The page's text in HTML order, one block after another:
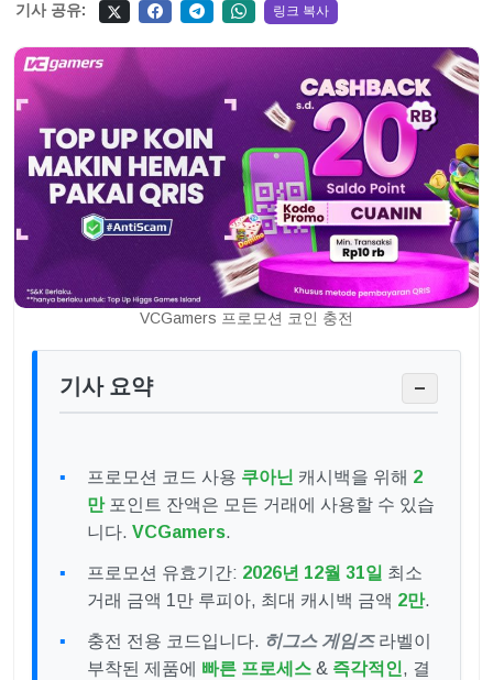
기사 공유: 링크 복사
VCGamers 프로모션 코인 충전
기사 요약 −
프로모션 코드 사용 쿠아닌 캐시백을 위해 2
만포인트 잔액은 모든 거래에 사용할 수 있습
니다. VCGamers.
프로모션 유효기간: 2026년 12월 31일 최소
거래 금액 1만 루피아, 최대 캐시백 금액 2만.
충전 전용 코드입니다. 히그스 게임즈라벨이
부착된 제품에 빠른 프로세스 & 즉각적인, 결